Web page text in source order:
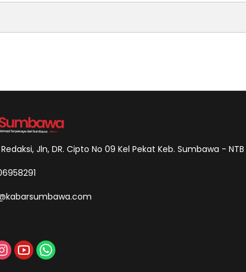
Jln, DR. Cipto No 09 Kel Pekat Keb. Sumbawa - NTB